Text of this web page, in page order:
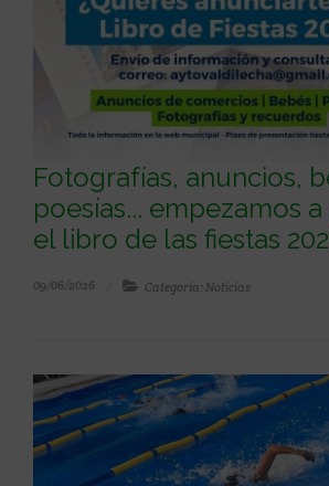
Fotografías, anuncios,
poesías... empezamos
el libro de las fiestas
09/06/2026 Categoría: Noticias